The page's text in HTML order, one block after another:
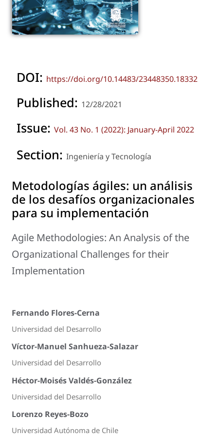
DOI: https://doi.org/10.14483/23448350.18332
Published: 12/28/2021
Issue: Vol. 43 No. 1 (2022): January-April 2022
Section: Ingeniería y Tecnología
Metodologías ágiles: un análisis
de los desafíos organizacionales
para su implementación
Agile Methodologies: An Analysis of the
Organizational Challenges for their
Implementation
Fernando Flores-Cerna
Universidad del Desarrollo
Víctor-Manuel Sanhueza-Salazar
Universidad del Desarrollo
Héctor-Moisés Valdés-González
Universidad del Desarrollo
Lorenzo Reyes-Bozo
Universidad Autónoma de Chile